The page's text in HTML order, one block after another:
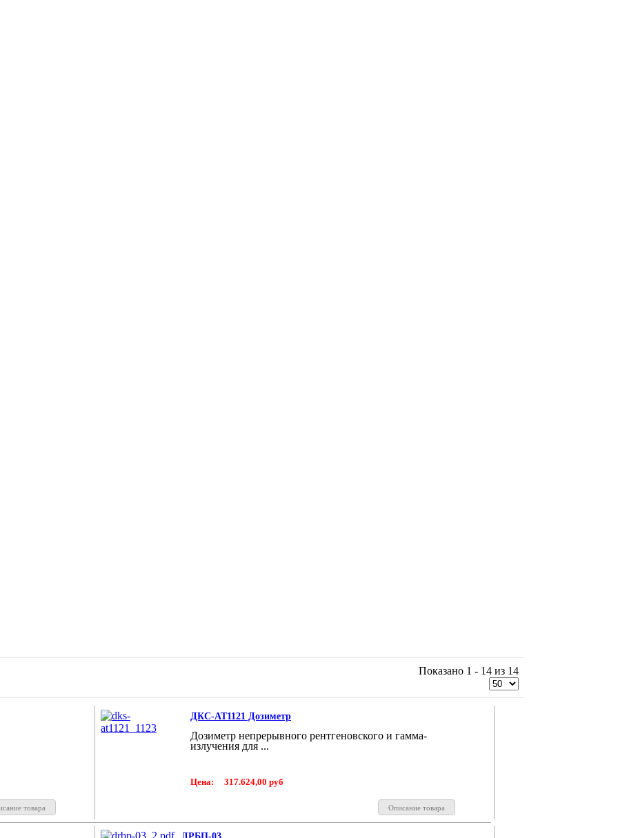
Показано 1 - 14 из 14
товара
ДКС-АТ1121 Дозиметр
Дозиметр непрерывного рентгеновского и гамма-
излучения для ...
Цена: 317.624,00 руб
Описание товара